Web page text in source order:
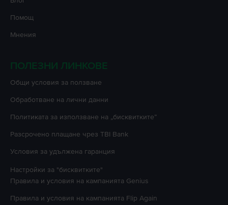
Помощ
Мнения
ПОЛЕЗНИ ЛИНКОВЕ
Oбщи условия за ползване
Oбработване на лични данни
Политиката за използване на „бисквитките”
Разсрочено плащане чрез TBI Bank
Условия за удължена гаранция
Настройки за "бисквитките"
Правила и условия на кампанията Genius
Правила и условия на кампанията Flip Again